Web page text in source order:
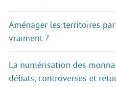
Aménager les territoires
vraiment ?
La numérisation des
débats, controverses et